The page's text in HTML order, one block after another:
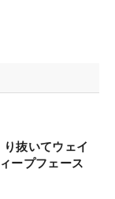
り抜いてウェイ
ープフェース